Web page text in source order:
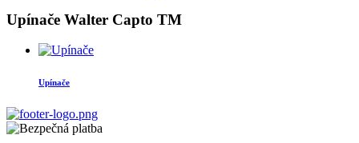
Upínače Walter Capto TM
Upínače